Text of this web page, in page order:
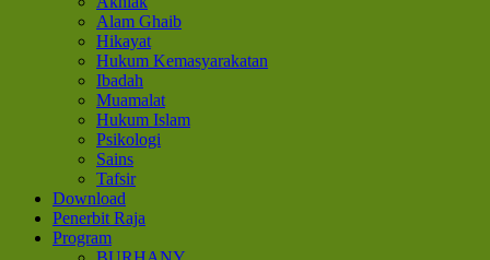
Alam Ghaib
Hikayat
Hukum Kemasyarakatan
Ibadah
Muamalat
Hukum Islam
Psikologi
Sains
Tafsir
Download
Penerbit Raja
Program